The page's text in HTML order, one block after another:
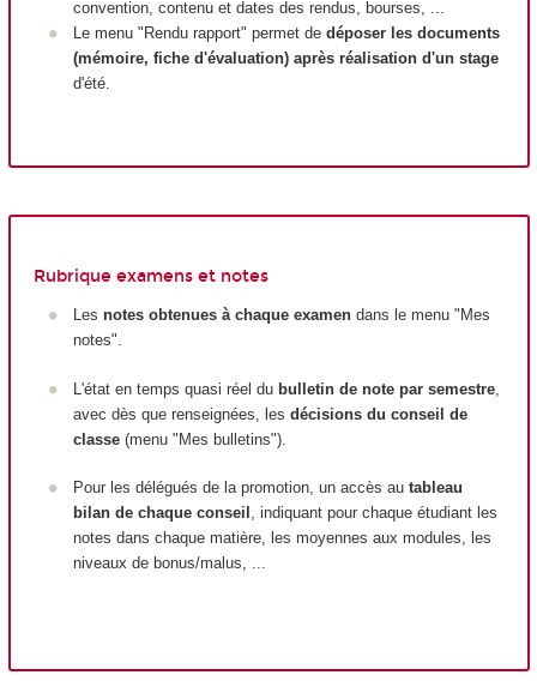
convention, contenu et dates des rendus, bourses, ...
Le menu "Rendu rapport" permet de déposer les documents
(mémoire, fiche d'évaluation) après réalisation d'un stage
d'été.
Rubrique examens et notes
Les notes obtenues à chaque examendans le menu "Mes
notes".
L'état en temps quasi réel du bulletin de note par semestre,
avec dès que renseignées, les décisions du conseil de
classe(menu "Mes bulletins").
Pour les délégués de la promotion, un accès au tableau
bilan de chaque conseil , indiquant pour chaque étudiant les
notes dans chaque matière, les moyennes aux modules, les
niveaux de bonus/malus, ...